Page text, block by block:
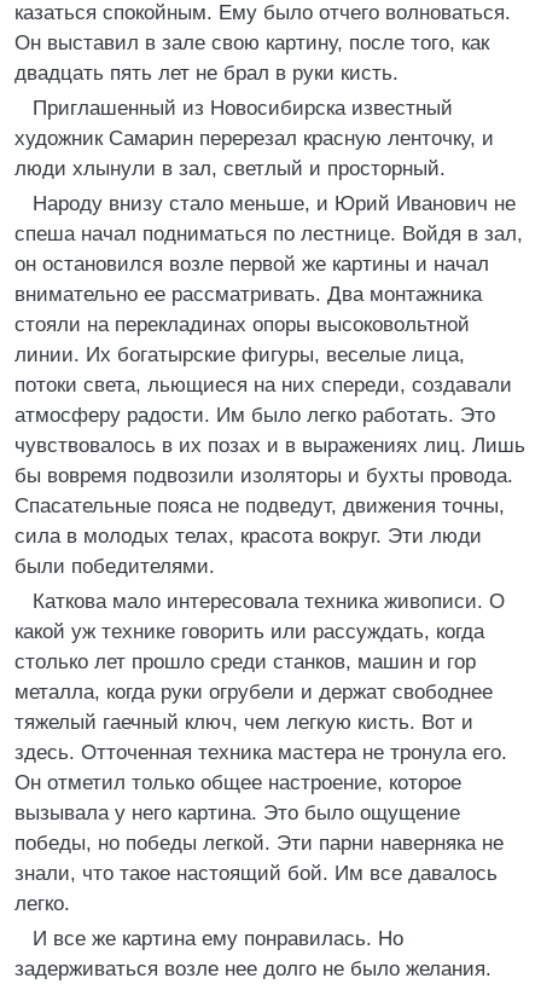
казаться спокойным. Ему было отчего волноваться.
Он выставил в зале свою картину, после того, как
двадцать пять лет не брал в руки кисть.
Приглашенный из Новосибирска известный
художник Самарин перерезал красную ленточку, и
люди хлынули в зал, светлый и просторный.
Народу внизу стало меньше, и Юрий Иванович не
спеша начал подниматься по лестнице. Войдя в зал,
он остановился возле первой же картины и начал
внимательно ее рассматривать. Два монтажника
стояли на перекладинах опоры высоковольтной
линии. Их богатырские фигуры, веселые лица,
потоки света, льющиеся на них спереди, создавали
атмосферу радости. Им было легко работать. Это
чувствовалось в их позах и в выражениях лиц. Лишь
бы вовремя подвозили изоляторы и бухты провода.
Спасательные пояса не подведут, движения точны,
сила в молодых телах, красота вокруг. Эти люди
были победителями.
Каткова мало интересовала техника живописи. О
какой уж технике говорить или рассуждать, когда
столько лет прошло среди станков, машин и гор
металла, когда руки огрубели и держат свободнее
тяжелый гаечный ключ, чем легкую кисть. Вот и
здесь. Отточенная техника мастера не тронула его.
Он отметил только общее настроение, которое
вызывала у него картина. Это было ощущение
победы, но победы легкой. Эти парни наверняка не
знали, что такое настоящий бой. Им все давалось
легко.
И все же картина ему понравилась. Но
задерживаться возле нее долго не было желания.